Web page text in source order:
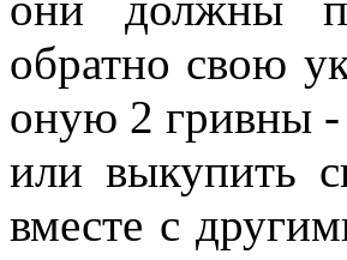
обратно свою
оную 2 гривны -
или выкупить
вместе с